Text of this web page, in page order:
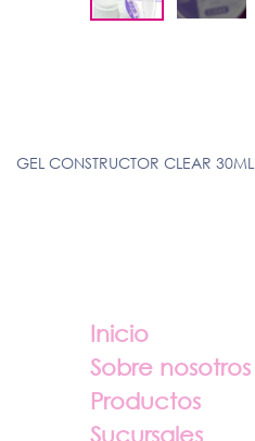
GEL CONSTRUCTOR CLEAR 30ML
Inicio
Sobre nosotros
Productos
Sucursales